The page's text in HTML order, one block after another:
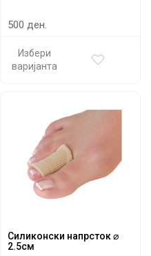
500 ден.
Избери
варијанта
Силиконски напрсток ⌀
2.5см